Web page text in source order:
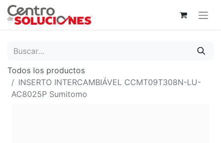
Todos los productos
INSERTO INTERCAMBIÁVEL CCMT09T308N-LU-
AC8025P Sumitomo